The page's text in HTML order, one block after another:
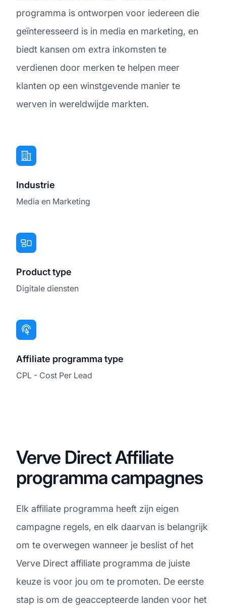
programma is ontworpen voor iedereen die
geïnteresseerd is in media en marketing, en
biedt kansen om extra inkomsten te
verdienen door merken te helpen meer
klanten op een winstgevende manier te
werven in wereldwijde markten.
Industrie
Media en Marketing
Product type
Digitale diensten
Affiliate programma type
CPL - Cost Per Lead
Verve Direct Affiliate
programma campagnes
Elk affiliate programma heeft zijn eigen
campagne regels, en elk daarvan is belangrijk
om te overwegen wanneer je beslist of het
Verve Direct affiliate programma de juiste
keuze is voor jou om te promoten. De eerste
stap is om de geaccepteerde landen voor het